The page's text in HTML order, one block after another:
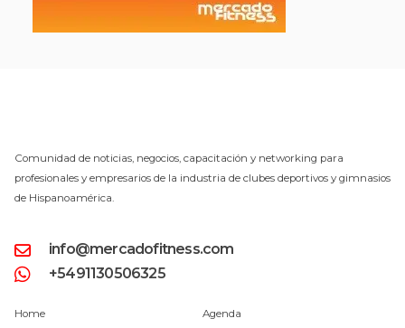
Comunidad de noticias, negocios, capacitación y networking para
profesionales y empresarios de la industria de clubes deportivos y gimnasios
de Hispanoamérica.
info@mercadofitness.com
+5491130506325
Home Agenda